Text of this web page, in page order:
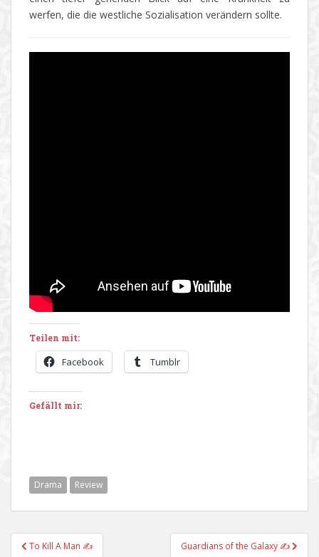
werfen, die die westliche Sozialisation verändern sollte.
Teilen mit:
Facebook Tumblr
Gefällt mir:
Drama Review
Beitragsnavigation
To Kill A Man ✍ Guardians of the Galaxy ✍